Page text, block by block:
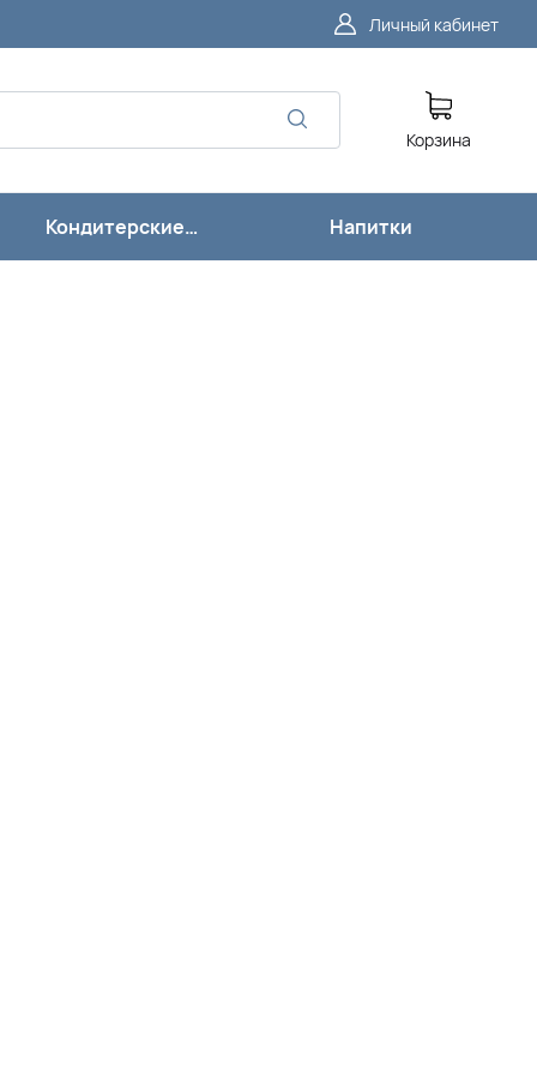
Личный кабинет
Корзина
Кондитерские
изделия
Напитки